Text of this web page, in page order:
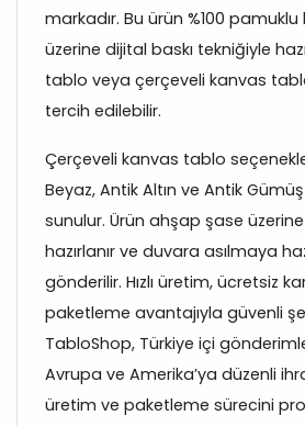
markadır. Bu ürün %100
üzerine dijital baskı tekniğiyle
tablo veya çerçeveli kanvas
tercih edilebilir.
Çerçeveli kanvas tablo
Beyaz, Antik Altın ve Antik
sunulur. Ürün ahşap şase
hazırlanır ve duvara asılmaya
gönderilir. Hızlı üretim, ücretsiz
paketleme avantajıyla güvenli
TabloShop, Türkiye içi
Avrupa ve Amerika’ya düzenli
üretim ve paketleme sürecini